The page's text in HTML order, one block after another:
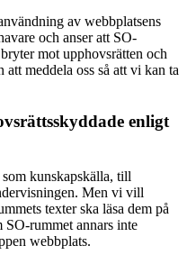
av webbplatsens
och anser att SO-
mot upphovsrätten och
meddela oss så att vi kan ta
enligt
kunskapskälla, till
Men vi vill
texter ska läsa dem på
rummet annars inte
webbplats.